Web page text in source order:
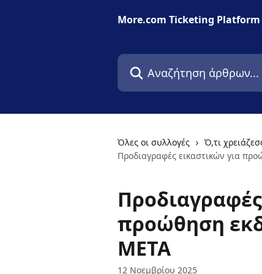
More.com Ticketing Platform
Αναζήτηση άρθρων...
Όλες οι συλλογές
Ό,τι
Προδιαγραφές εικαστικών για
προώθηση
META
12 Νοεμβρίου 2025